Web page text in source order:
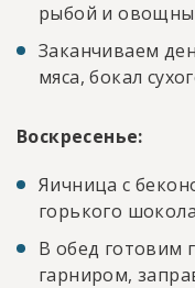
рыбой и
Заканчиваем
мяса, бокал
Воскресенье:
Яичница с
горького
В обед готовим
гарниром,